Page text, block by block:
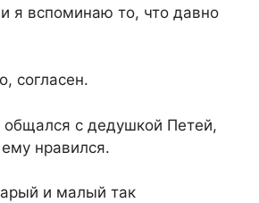
и я вспоминаю то, что давно
согласен.
с дедушкой Петей,
нравился.
и малый так